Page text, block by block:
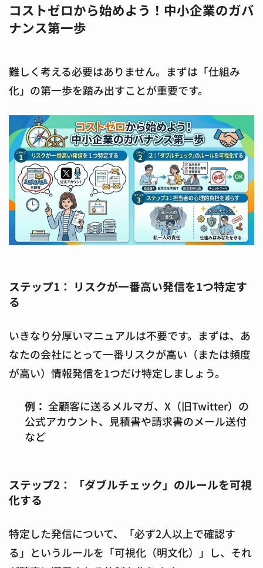
コストゼロから始めよう！中小企業のガバ
ナンス第一歩
難しく考える必要はありません。まずは「仕組み
化」の第一歩を踏み出すことが重要です。
ステップ1： リスクが一番高い発信を1つ特定す
る
いきなり分厚いマニュアルは不要です。まずは、あ
なたの会社にとって一番リスクが高い（または頻度
が高い）情報発信を1つだけ特定しましょう。
例： 全顧客に送るメルマガ、X（旧Twitter）の
公式アカウント、見積書や請求書のメール送付
など
ステップ2： 「ダブルチェック」のルールを可視
化する
特定した発信について、「必ず2人以上で確認す
る」というルールを「可視化（明文化）」し、それ